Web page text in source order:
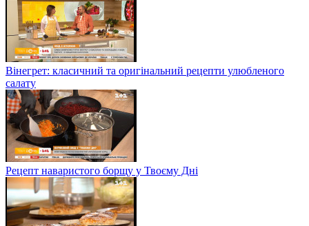
Вінегрет: класичний та оригінальний рецепти улюбленого
салату
Рецепт наваристого борщу у Твоєму Дні